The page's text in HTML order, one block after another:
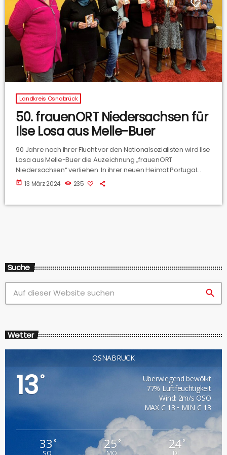
Landkreis Osnabrück
50. frauenORT Niedersachsen für
Ilse Losa aus Melle-Buer
90 Jahre nach ihrer Flucht vor den Nationalsozialisten wird Ilse
Losa aus Melle-Buer die Auzeichnung „frauenORT
Niedersachsen“ verliehen. In ihrer neuen Heimat Portugal
wurde sie dann eine bekannte Autorin für Kinderbücher.
today 13 März 2024 235
Suche
search
Wetter
OSNABRÜCK
13°
Überwiegend bewölkt
77% Luftfeuchtigkeit
Wind: 2m/s OSO
MAX C 13 • MIN C 13
33 ° 25° 24°